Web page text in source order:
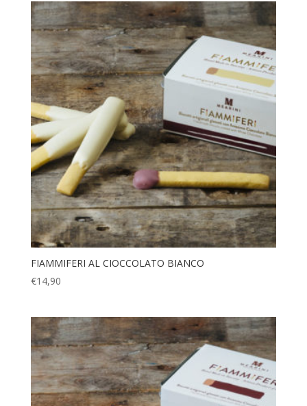
FIAMMIFERI AL CIOCCOLATO BIANCO
€14,90